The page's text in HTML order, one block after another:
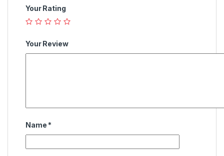
Your Rating
Your Review
Name *